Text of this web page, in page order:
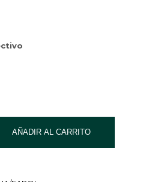
AÑADIR AL CARRITO